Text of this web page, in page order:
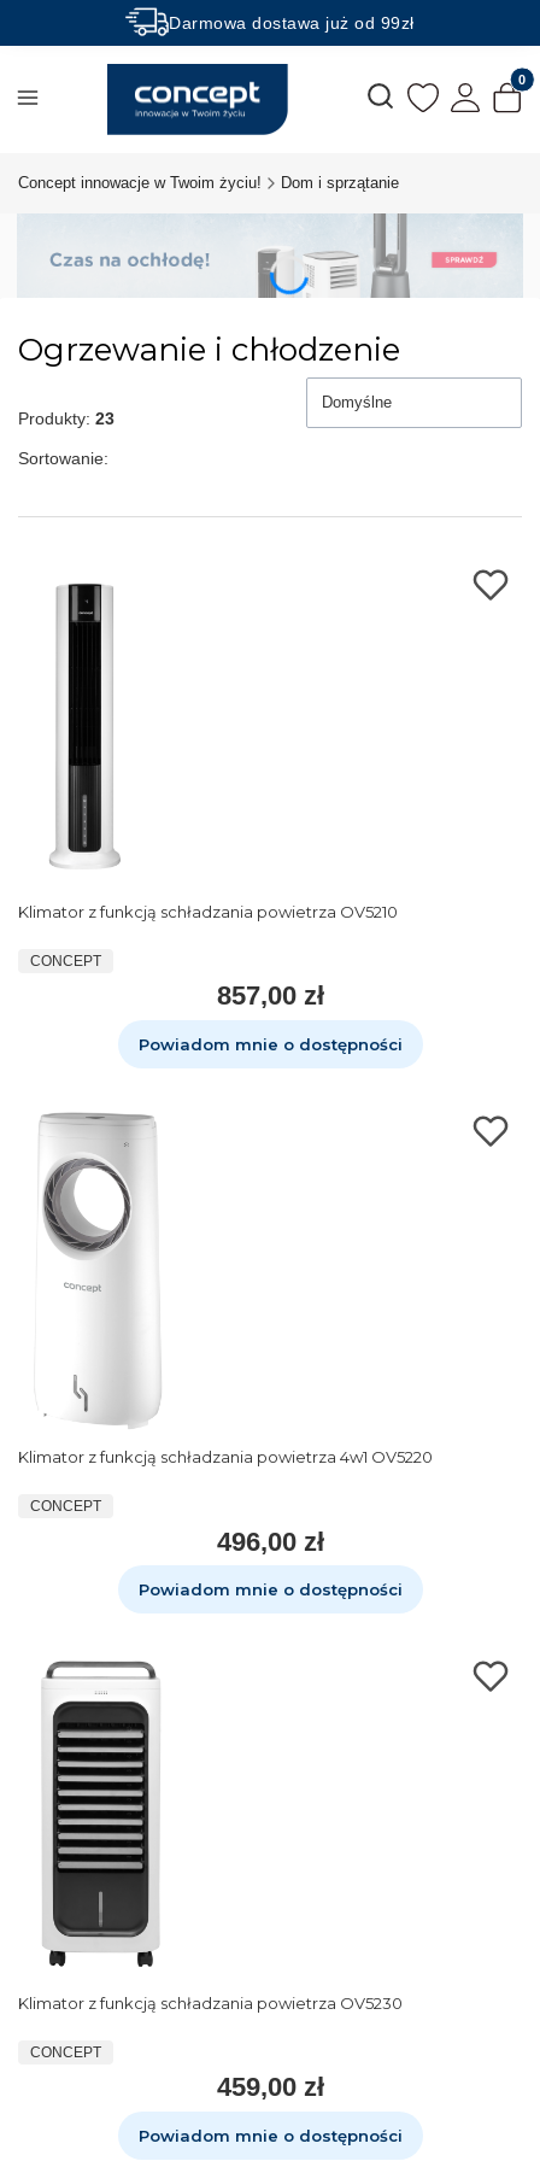
Darmowa dostawa już od 99zł
Rabaty -50% na wybrane produkty
Otwórz wyszukiwarkę
Concept innowacje w Twoim życiu! Dom i sprzątanie
Ogrzewanie i chłodzenie
Produkty: 23
Sortowanie:
Domyślne
Klimator z funkcją schładzania powietrza OV5210
CONCEPT
857,00 zł
Powiadom mnie o dostępności
Klimator z funkcją schładzania powietrza 4w1 OV5220
CONCEPT
496,00 zł
Powiadom mnie o dostępności
Klimator z funkcją schładzania powietrza OV5230
CONCEPT
459,00 zł
Powiadom mnie o dostępności